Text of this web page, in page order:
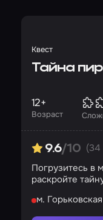
Квест
Тайна
Возраст
12+
9.6/10 (34
Погрузитесь в
раскройте
м. Горьковская